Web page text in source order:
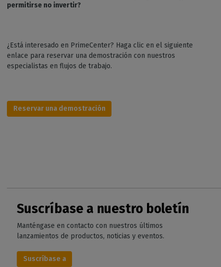
permitirse no invertir?
¿Está interesado en PrimeCenter? Haga clic en el siguiente
enlace para reservar una demostración con nuestros
especialistas en flujos de trabajo.
Reservar una demostración
Suscríbase a nuestro boletín
Manténgase en contacto con nuestros últimos
lanzamientos de productos, noticias y eventos.
Suscríbase a